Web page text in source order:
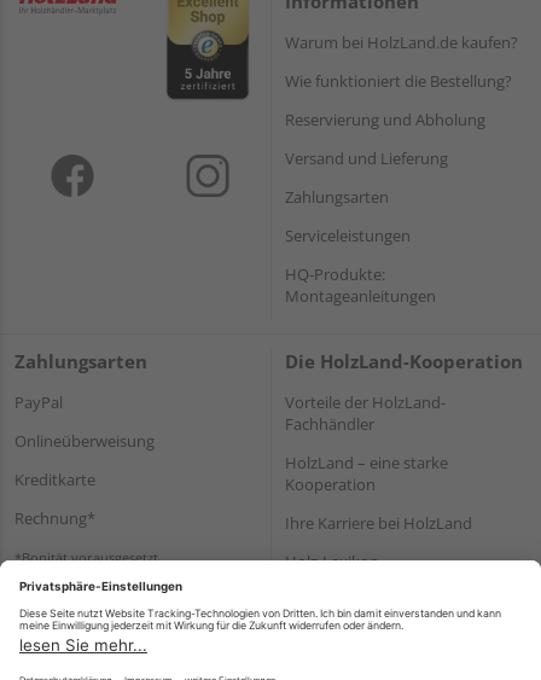
Warum bei HolzLand.de kaufen?
Wie funktioniert die Bestellung?
Reservierung und Abholung
Versand und Lieferung
Zahlungsarten
Serviceleistungen
HQ-Produkte:
Montageanleitungen
Zahlungsarten
PayPal
Onlineüberweisung
Kreditkarte
Rechnung*
*Bonität vorausgesetzt
Die HolzLand-Kooperation
Vorteile der HolzLand-
Fachhändler
HolzLand – eine starke
Kooperation
Ihre Karriere bei HolzLand
Holz-Lexikon